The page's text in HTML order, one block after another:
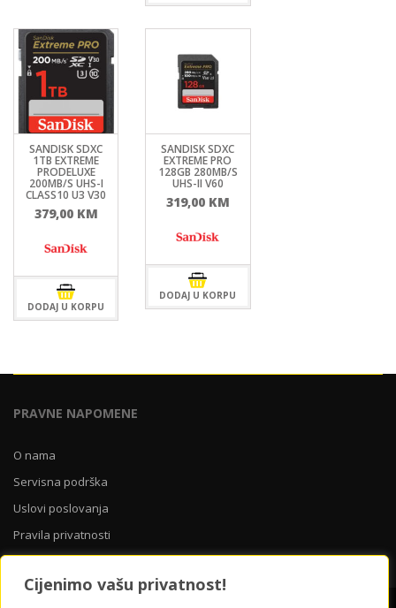
Cijenimo vašu privatnost!
SANDISK SDXC
1TB EXTREME
PRODELUXE
200MB/S UHS-I
CLASS10 U3 V30
379,00 KM
DODAJ U KORPU
SANDISK SDXC
EXTREME PRO
128GB 280MB/S
UHS-II V60
319,00 KM
DODAJ U KORPU
PRAVNE NAPOMENE
O nama
Servisna podrška
Uslovi poslovanja
Pravila privatnosti